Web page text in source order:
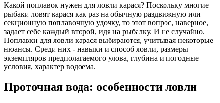
Какой поплавок нужен для ловли карася? Поскольку многие
рыбаки ловят карася как раз на обычную раздвижную или
секционную поплавочную удочку, то этот вопрос, наверное,
задает себе каждый второй, идя на рыбалку. И не случайно.
Поплавки для ловли карася выбираются, учитывая некоторые
нюансы. Среди них - навыки и способ ловли, размеры
экземпляров предполагаемого улова, глубина и погодные
условия, характер водоема.
Проточная вода: особенности ловли